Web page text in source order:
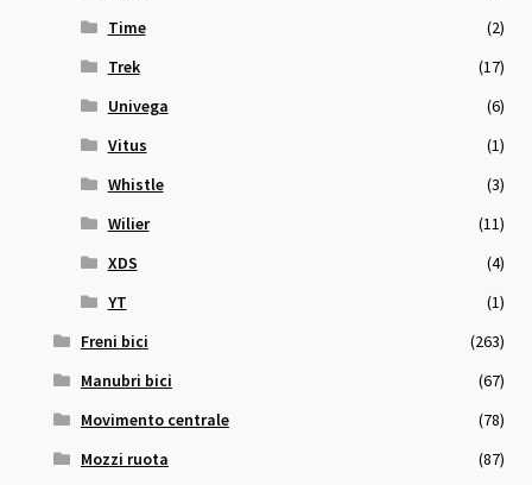
Time
(2)
Trek
(17)
Univega
(6)
Vitus
(1)
Whistle
(3)
Wilier
(11)
XDS
(4)
YT
(1)
Freni bici
(263)
Manubri bici
(67)
Movimento centrale
(78)
Mozzi ruota
(87)